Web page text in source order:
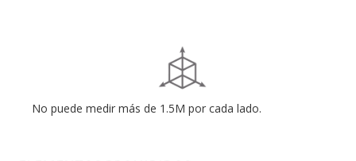
No puede medir más de 1.5M por cada lado.